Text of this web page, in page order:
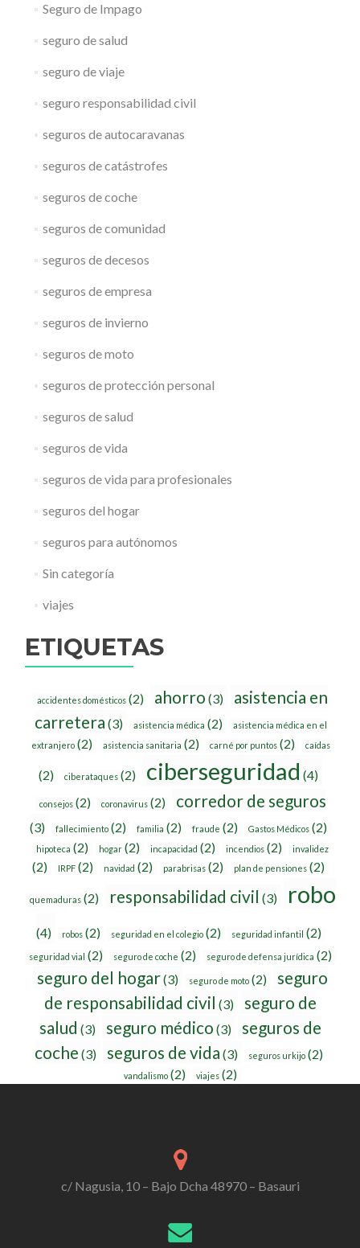
Seguro de Impago
seguro de salud
seguro de viaje
seguro responsabilidad civil
seguros de autocaravanas
seguros de catástrofes
seguros de coche
seguros de comunidad
seguros de decesos
seguros de empresa
seguros de invierno
seguros de moto
seguros de protección personal
seguros de salud
seguros de vida
seguros de vida para profesionales
seguros del hogar
seguros para autónomos
Sin categoría
viajes
ETIQUETAS
accidentes domésticos (2) ahorro (3)
asistencia en
carretera (3) asistencia médica (2)
asistencia médica en el
extranjero(2) asistencia sanitaria (2) carné por puntos(2) caídas
(2) ciberataques (2) ciberseguridad (4)
consejos(2) coronavirus(2) corredor de seguros
(3) fallecimiento (2) familia (2) fraude (2) Gastos Médicos (2)
hipoteca (2) hogar (2) incapacidad (2) incendios (2) invalidez
(2) IRPF (2) navidad (2) parabrisas (2) plan de pensiones (2)
quemaduras(2) responsabilidad civil (3) robo
(4) robos(2) seguridad en el colegio(2) seguridad infantil (2)
seguridad vial (2) seguro de coche (2) seguro de defensa jurídica (2)
seguro del hogar(3) seguro de moto (2)
seguro
de responsabilidad civil (3)
seguro de
salud (3) seguro médico (3)
seguros de
coche (3) seguros de vida (3) seguros urkijo(2)
vandalismo (2) viajes (2)
c/ Nagusia, 10 – Bajo Dcha 48970 – Basauri